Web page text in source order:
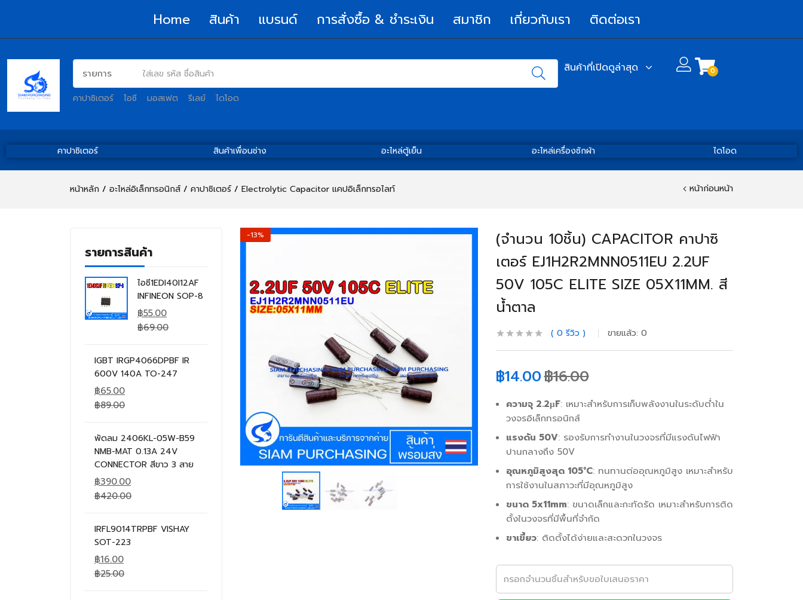
Home สินค้า แบรนด์ การสั่งซื้อ & ชำระเงิน สมาชิก เกี่ยวกับเรา ติดต่อเรา
คาปาซิเตอร์ ไอซี มอสเฟต รีเลย์ ไดโอด
สินค้าที่เปิดดูล่าสุด 0
คาปาซิเตอร์ สินค้าเพื่อนช่าง อะไหล่ตู้เย็น อะไหล่เครื่องซักผ้า ไดโอด
หน้าหลัก อะไหล่อิเล็กทรอนิกส์ คาปาซิเตอร์ Electrolytic Capacitor แคปอิเล็กทรอไลท์ หน้าก่อนหน้า
รายการสินค้า
ไอซี1EDI40I12AF
INFINEON SOP-8
฿55.00
฿69.00
IGBT IRGP4066DPBF IR
600V 140A TO-247
฿65.00
฿89.00
พัดลม 2406KL-05W-B59
NMB-MAT 0.13A 24V
CONNECTOR สีขาว 3 สาย
฿390.00
฿420.00
IRFL9014TRPBF VISHAY
SOT-223
฿16.00
฿25.00
-13%
(จำนวน 10ชิ้น) CAPACITOR คาปาซิ
เตอร์ EJ1H2R2MNN0511EU 2.2UF
50V 105C ELITE SIZE 05X11MM. สี
น้ำตาล
0 รีวิว ขายแล้ว: 0
฿14.00฿16.00
ความจุ 2.2µF: เหมาะสำหรับการเก็บพลังงานในระดับต่ำใน
วงจรอิเล็กทรอนิกส์
แรงดัน 50V: รองรับการทำงานในวงจรที่มีแรงดันไฟฟ้า
ปานกลางถึง 50V
อุณหภูมิสูงสุด 105°C: ทนทานต่ออุณหภูมิสูง เหมาะสำหรับ
การใช้งานในสภาวะที่มีอุณหภูมิสูง
ขนาด 5x11mm: ขนาดเล็กและกะทัดรัด เหมาะสำหรับการติด
ตั้งในวงจรที่มีพื้นที่จำกัด
ขาเขี้ยว: ติดตั้งได้ง่ายและสะดวกในวงจร